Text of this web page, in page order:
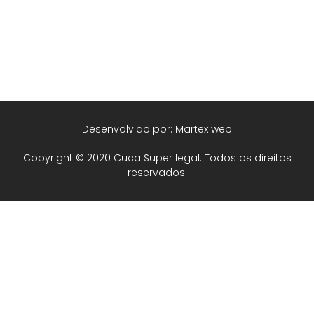
Copyright © 2020 Cuca Super legal. Todos os direitos
reservados.
Desenvolvido por: Martex web